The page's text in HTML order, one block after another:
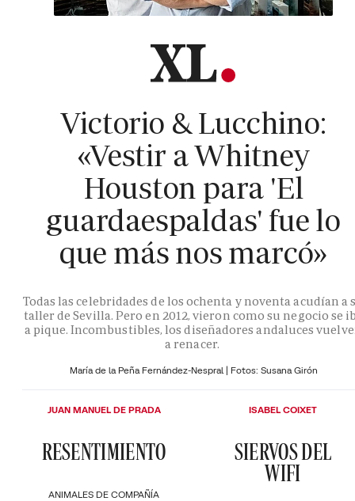
Victorio & Lucchino:
«Vestir a Whitney
Houston para 'El
guardaespaldas' fue lo
que más nos marcó»
Todas las celebridades de los ochenta y noventa acudían a
taller de Sevilla. Pero en 2012, vieron como su negocio se
a pique. Incombustibles, los diseñadores andaluces
a renacer.
María de la Peña Fernández-Nespral | Fotos: Susana Girón
ANIMALES DE COMPAÑÍA
RESENTIMIENTO
JUAN MANUEL DE PRADA
SIERVOS DEL
WIFI
ISABEL COIXET